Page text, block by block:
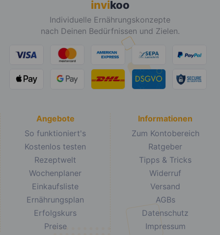
invikoo
Individuelle Ernährungskonzepte
nach Deinen Bedürfnissen und Zielen.
Angebote
So funktioniert's
Kostenlos testen
Rezeptwelt
Wochenplaner
Einkaufsliste
Ernährungsplan
Erfolgskurs
Preise
Informationen
Zum Kontobereich
Ratgeber
Tipps & Tricks
Widerruf
Versand
AGBs
Datenschutz
Impressum